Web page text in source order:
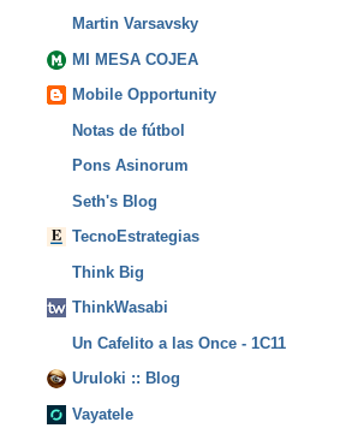
Martin Varsavsky
MI MESA COJEA
Mobile Opportunity
Notas de fútbol
Pons Asinorum
Seth's Blog
TecnoEstrategias
Think Big
ThinkWasabi
Un Cafelito a las Once - 1C11
Uruloki :: Blog
Vayatele